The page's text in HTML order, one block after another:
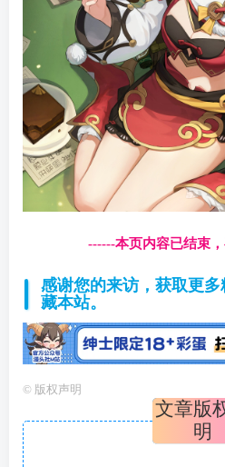
------本页内容已结束
感谢您的来访，获取更
藏本站。
© 版权声明
文章版
明